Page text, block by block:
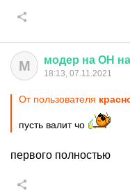
М модер на ОН
18:13, 07.11.2021
От пользователя
пусть валит чо
первого полностью